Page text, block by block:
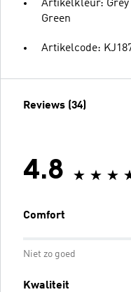
Artikelkleur: Grey
Green
Artikelcode:
Reviews (34)
4.8
Comfort
Niet zo goed
Kwaliteit